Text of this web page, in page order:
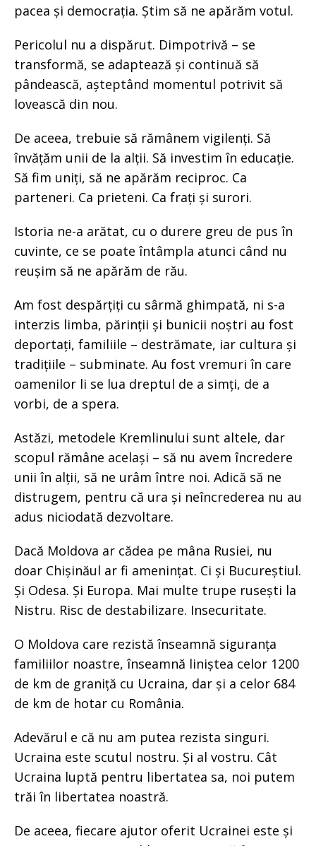
pacea și democrația. Știm să ne apărăm votul.
Pericolul nu a dispărut. Dimpotrivă – se
transformă, se adaptează și continuă să
pândească, așteptând momentul potrivit să
lovească din nou.
De aceea, trebuie să rămânem vigilenți. Să
învățăm unii de la alții. Să investim în educație.
Să fim uniți, să ne apărăm reciproc. Ca
parteneri. Ca prieteni. Ca frați și surori.
Istoria ne-a arătat, cu o durere greu de pus în
cuvinte, ce se poate întâmpla atunci când nu
reușim să ne apărăm de rău.
Am fost despărțiți cu sârmă ghimpată, ni s-a
interzis limba, părinții și bunicii noștri au fost
deportați, familiile – destrămate, iar cultura și
tradițiile – subminate. Au fost vremuri în care
oamenilor li se lua dreptul de a simți, de a
vorbi, de a spera.
Astăzi, metodele Kremlinului sunt altele, dar
scopul rămâne același – să nu avem încredere
unii în alții, să ne urâm între noi. Adică să ne
distrugem, pentru că ura și neîncrederea nu au
adus niciodată dezvoltare.
Dacă Moldova ar cădea pe mâna Rusiei, nu
doar Chișinăul ar fi amenințat. Ci și Bucureștiul.
Și Odesa. Și Europa. Mai multe trupe rusești la
Nistru. Risc de destabilizare. Insecuritate.
O Moldova care rezistă înseamnă siguranța
familiilor noastre, înseamnă liniștea celor 1200
de km de graniță cu Ucraina, dar și a celor 684
de km de hotar cu România.
Adevărul e că nu am putea rezista singuri.
Ucraina este scutul nostru. Și al vostru. Cât
Ucraina luptă pentru libertatea sa, noi putem
trăi în libertatea noastră.
De aceea, fiecare ajutor oferit Ucrainei este și